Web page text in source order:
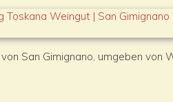
San Gimignano, umgeben von